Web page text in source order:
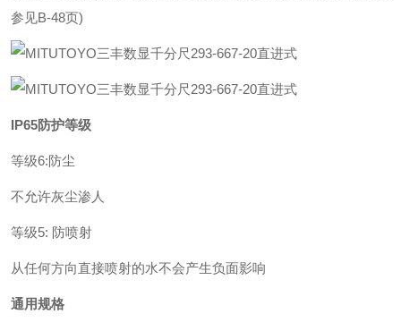
参见B-48页)
IP65防护等级
等级6:防尘
不允许灰尘渗人
等级5: 防喷射
从任何方向直接喷射的水不会产生负面影响
通用规格